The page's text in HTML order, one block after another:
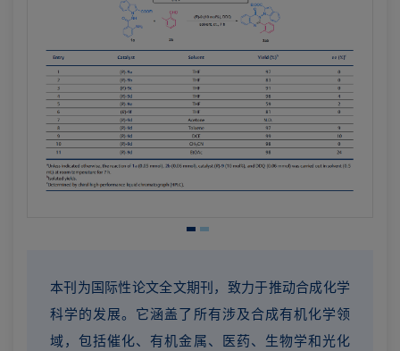
本刊为国际性论文全文期刊，致力于推动合成化学
科学的发展。它涵盖了所有涉及合成有机化学领
域，包括催化、有机金属、医药、生物学和光化